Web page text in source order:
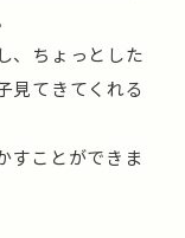
、ちょっとした
見てきてくれる
すことができま